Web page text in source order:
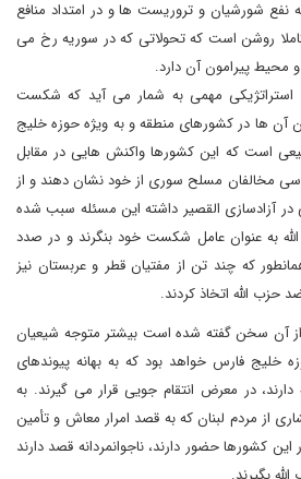
به نفع شورشیان و تروریست ها و در امتداد منافع
کاملا روشن است که تحولاتی که در سوریه رخ می
محیط پیرامون آن دارد.
استراتژیکی مهمی به شمار می آید که شکست
آن ها در کشورهای منطقه و به ویژه حوزه خلیج
است که این کشورها واکنش هایی در مقابل
مخالفان مسلح سوری از خود نشان دهند و از
آزادسازی القصیر داشته این مسئله سبب شده
به عنوان عامل شکست خود بنگرند و در صدد
که چند تن از مفتیان قطر و عربستان نیز
حزب الله اتخاذ کردند.
از آن سخن گفته شده است بیشتر متوجه شیعیان
خلیج فارس خواهد بود که به بهانه پیوندهای
دارند، در معرض انتقام جویی قرار می گیرند. به
از مردم لبنان که به قصد امرار معاش و تأمین
این کشورها حضور دارند، ناجوانمردانه قصد دارند